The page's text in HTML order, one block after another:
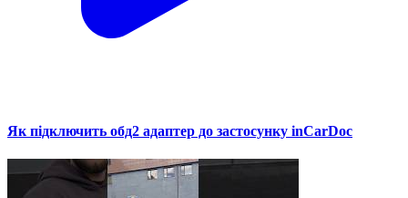
Як підключить обд2 адаптер до застосунку inCarDoc